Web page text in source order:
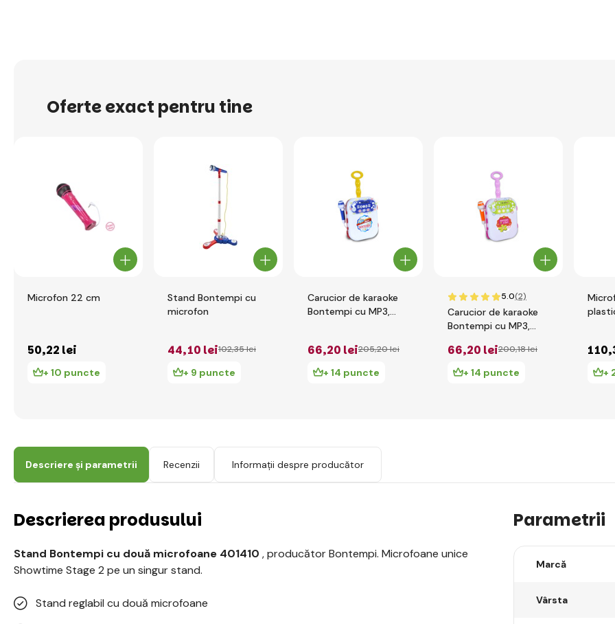
Oferte exact pentru tine
Microfon 22 cm
50,22 lei
+ 10 puncte
Stand Bontempi cu
microfon
44,10 lei102,35 lei
+ 9 puncte
Carucior de karaoke
Bontempi cu MP3,
efecte de lumina
66,20 lei205,20 lei
+ 14 puncte
5.0(2)
Carucior de karaoke
Bontempi cu MP3,
melodii, 9 melodii,
efecte de lumina
66,20 lei200,18 lei
+ 14 puncte
110
+
Descriere și parametrii Recenzii Informații despre producător
Descrierea produsului
Stand Bontempi cu două microfoane 401410 , producător Bontempi. Microfoane unice
Showtime Stage 2 pe un singur stand.
Stand reglabil cu două microfoane
Parametrii
Marcă
Vârsta